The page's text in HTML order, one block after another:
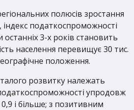
полюсів зростання
індекс податкоспроможності
3-х років становить
населення перевищує 30 тис.
положення.
розвитку належать
упродовж
і більше; з позитивним